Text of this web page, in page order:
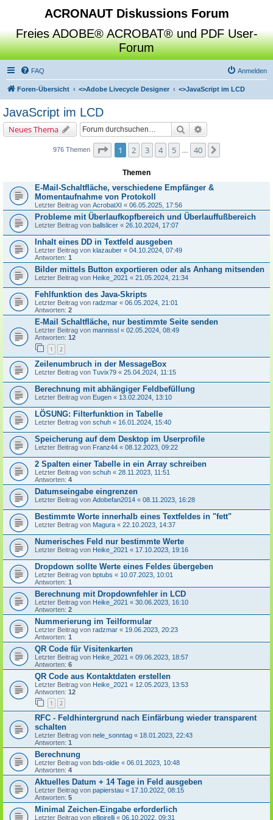
ACRONAUT Diskussions Forum
Freies ADOBE® ACROBAT® und PDF User-
Forum
FAQ Anmelden
Foren-Übersicht <>Adobe Livecycle Designer <>JavaScript im LCD
JavaScript im LCD
Neues Thema Suche
976 Themen Seite von
1 2 3 4 5 40
Themen
E-Mail-Schaltfläche, verschiedene Empfänger &
Momentaufnahme von Protokoll
Letzter Beitrag von AcrobatXI « 06.05.2025, 17:56
Probleme mit Überlaufkopfbereich und Überlauffußbereich
Letzter Beitrag von ballslicer « 26.10.2024, 17:07
Inhalt eines DD in Textfeld ausgeben
Letzter Beitrag von klazauber « 04.10.2024, 07:49
Antworten: 1
Bilder mittels Button exportieren oder als Anhang mitsenden
Letzter Beitrag von Heike_2021 « 21.05.2024, 21:34
Fehlfunktion des Java-Skripts
Letzter Beitrag von radzmar « 06.05.2024, 21:01
Antworten: 2
E-Mail Schaltfläche, nur bestimmte Seite senden
Letzter Beitrag von mannissl « 02.05.2024, 08:49
Antworten: 12
1 2
Zeilenumbruch in der MessageBox
Letzter Beitrag von Tuvix79 « 25.04.2024, 11:15
Berechnung mit abhängiger Feldbefüllung
Letzter Beitrag von Eugen « 13.02.2024, 13:10
LÖSUNG: Filterfunktion in Tabelle
Letzter Beitrag von schuh « 16.01.2024, 15:40
Speicherung auf dem Desktop im Userprofile
Letzter Beitrag von Franz44 « 08.12.2023, 09:22
2 Spalten einer Tabelle in ein Array schreiben
Letzter Beitrag von schuh « 28.11.2023, 11:51
Antworten: 4
Datumseingabe eingrenzen
Letzter Beitrag von Adobefan2014 « 08.11.2023, 16:28
Bestimmte Worte innerhalb eines Textfeldes in "fett"
Letzter Beitrag von Magura « 22.10.2023, 14:37
Numerisches Feld nur bestimmte Werte
Letzter Beitrag von Heike_2021 « 17.10.2023, 19:16
Dropdown sollte Werte eines Feldes übergeben
Letzter Beitrag von bptubs « 10.07.2023, 10:01
Antworten: 1
Berechnung mit Dropdownfehler in LCD
Letzter Beitrag von Heike_2021 « 30.06.2023, 16:10
Antworten: 2
Nummerierung im Teilformular
Letzter Beitrag von radzmar « 19.06.2023, 20:23
Antworten: 1
QR Code für Visitenkarten
Letzter Beitrag von Heike_2021 « 09.06.2023, 18:57
Antworten: 6
QR Code aus Kontaktdaten erstellen
Letzter Beitrag von Heike_2021 « 12.05.2023, 13:53
Antworten: 12
1 2
RFC - Feldhintergrund nach Einfärbung wieder transparent
schalten
Letzter Beitrag von nele_sonntag « 18.01.2023, 22:43
Antworten: 1
Berechnung
Letzter Beitrag von bds-oldie « 06.01.2023, 10:48
Antworten: 4
Aktuelles Datum + 14 Tage in Feld ausgeben
Letzter Beitrag von papierstau « 17.10.2022, 08:15
Antworten: 5
Minimal Zeichen-Eingabe erforderlich
Letzter Beitrag von ellipirelli « 06.10.2022, 09:31